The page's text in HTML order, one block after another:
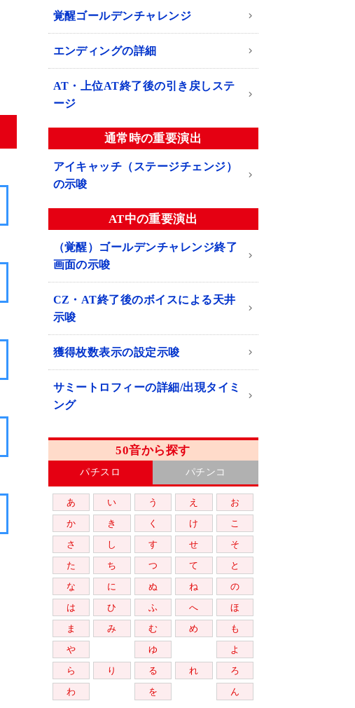
覚醒ゴールデンチャレンジ
エンディングの詳細
AT・上位AT終了後の引き戻しステ
ージ
通常時の重要演出
アイキャッチ（ステージチェンジ）
の示唆
AT中の重要演出
（覚醒）ゴールデンチャレンジ終了
画面の示唆
CZ・AT終了後のボイスによる天井
示唆
獲得枚数表示の設定示唆
サミートロフィーの詳細/出現タイミ
ング
50音から探す
パチスロ パチンコ
あ い う え
お
か
き く け
こ
さ
し す せ
そ
た
ち つ て
と
な
に ぬ ね
の
は
ひ ふ へ
ほ
ま
み む め
も
や
ゆ
よ
ら
り る れ
ろ
わ
を ん